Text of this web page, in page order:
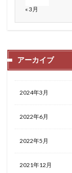
« 3月
アーカイブ
2024年3月
2022年6月
2022年5月
2021年12月